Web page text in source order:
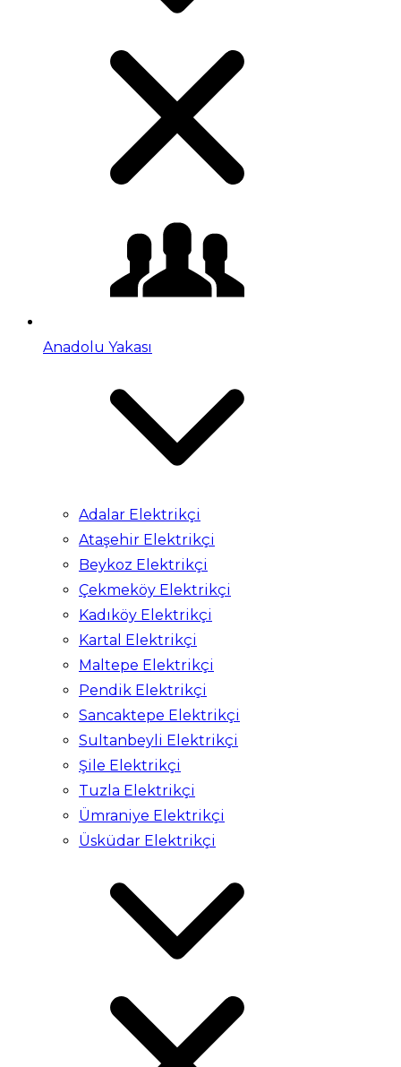
Anadolu Yakası
Adalar Elektrikçi
Ataşehir Elektrikçi
Beykoz Elektrikçi
Çekmeköy Elektrikçi
Kadıköy Elektrikçi
Kartal Elektrikçi
Maltepe Elektrikçi
Pendik Elektrikçi
Sancaktepe Elektrikçi
Sultanbeyli Elektrikçi
Şile Elektrikçi
Tuzla Elektrikçi
Ümraniye Elektrikçi
Üsküdar Elektrikçi